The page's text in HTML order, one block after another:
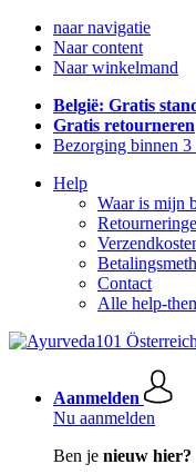
naar navigatie
Naar content
Naar winkelmand
België: Gratis
Gratis retourneren
Bezorging binnen 3
Help
Waar is mijn
Contact
Alle help-
Aanmelden
Nu aanmelden
Ben je nieuw hier?